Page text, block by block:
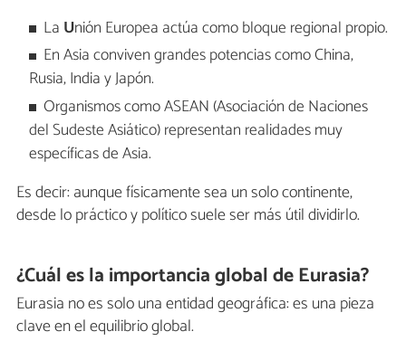
La Unión Europea actúa como bloque regional propio.
En Asia conviven grandes potencias como China,
Rusia, India y Japón.
Organismos como ASEAN (Asociación de Naciones
del Sudeste Asiático) representan realidades muy
específicas de Asia.
Es decir: aunque físicamente sea un solo continente,
desde lo práctico y político suele ser más útil dividirlo.
¿Cuál es la importancia global de Eurasia?
Eurasia no es solo una entidad geográfica: es una pieza
clave en el equilibrio global.